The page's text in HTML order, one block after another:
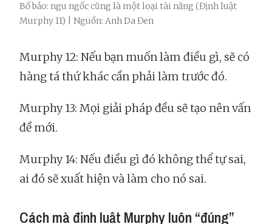
Bố bảo: ngu ngốc cũng là một loại tài năng (Định luật
Murphy 11) | Nguồn: Anh Da Đen
Murphy 12: Nếu bạn muốn làm điều gì, sẽ có
hàng tá thứ khác cần phải làm trước đó.
Murphy 13: Mọi giải pháp đều sẽ tạo nên vấn
đề mới.
Murphy 14: Nếu điều gì đó không thể tự sai,
ai đó sẽ xuất hiện và làm cho nó sai.
Cách mà định luật Murphy luôn “đúng”